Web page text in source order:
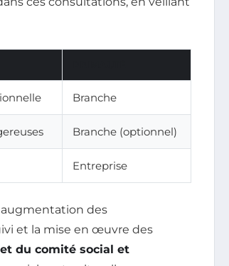
Branche
Branche (optionnel)
Entreprise
des
et la mise en œuvre des
du comité social et